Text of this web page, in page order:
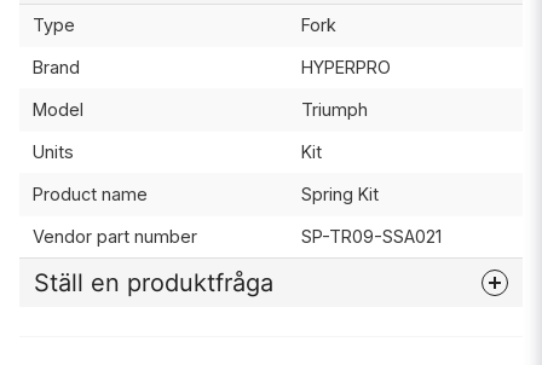
Type Fork
Brand HYPERPRO
Model Triumph
Units Kit
Product name Spring Kit
Vendor part number SP-TR09-SSA021
Ställ en produktfråga